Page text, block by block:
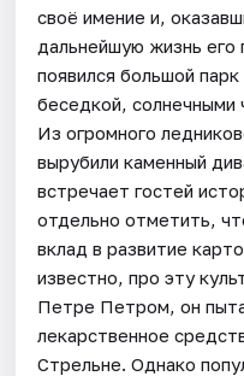
своё имение и,
дальнейшую жизнь
появился большой
беседкой, солнечными
Из огромного
вырубили каменный
встречает гостей
отдельно отметить,
вклад в развитие
известно, про эту
Петре Петром, он
лекарственное
Стрельне. Однако